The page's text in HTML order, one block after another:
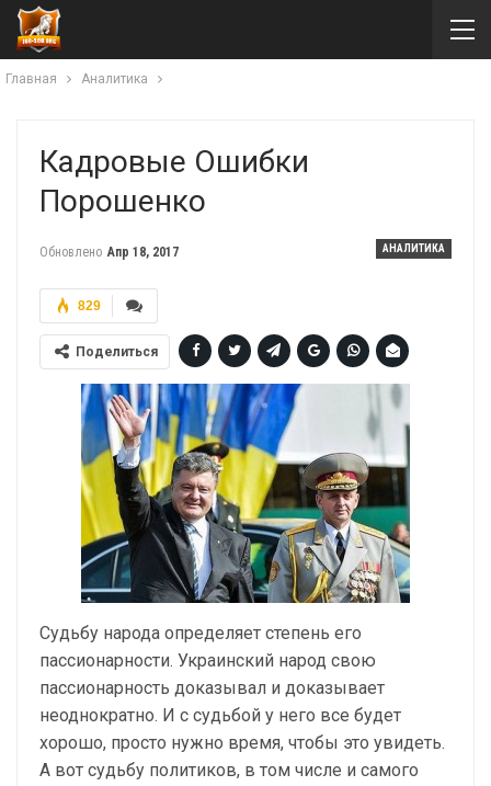
Главная Аналитика
Кадровые Ошибки
Порошенко
АНАЛИТИКА
Обновлено Апр 18, 2017
829
Поделиться
Судьбу народа определяет степень его
пассионарности. Украинский народ свою
пассионарность доказывал и доказывает
неоднократно. И с судьбой у него все будет
хорошо, просто нужно время, чтобы это увидеть.
А вот судьбу политиков, в том числе и самого